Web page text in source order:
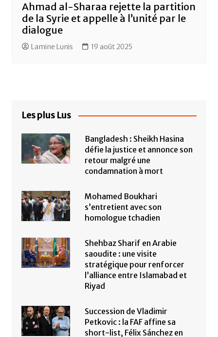
Ahmad al-Sharaa rejette la partition
de la Syrie et appelle à l’unité par le
dialogue
Lamine Lunis 19 août 2025
Les plus Lus
Bangladesh : Sheikh Hasina
défie la justice et annonce son
retour malgré une
condamnation à mort
Mohamed Boukhari
s’entretient avec son
homologue tchadien
Shehbaz Sharif en Arabie
saoudite : une visite
stratégique pour renforcer
l’alliance entre Islamabad et
Riyad
Succession de Vladimir
Petkovic : la FAF affine sa
short-list, Félix Sánchez en